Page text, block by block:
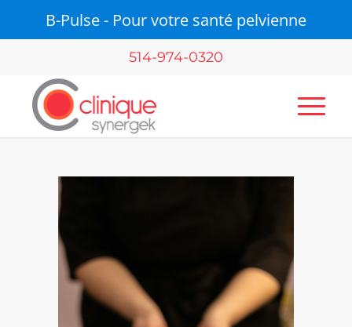
B-Pulse - Pour votre santé pelvienne
514-974-0320